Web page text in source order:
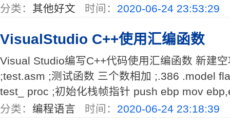
分类： 其他好文 时间： 2020-06-24 23:53:29
VisualStudio C++使用汇编函数
Visual Studio编写C++代码使用汇编函数 新建
;test.asm ;测试函数 三个数相加 ;.386 .model
test_ proc ;初始化栈帧指针 push ebp mov
分类： 编程语言 时间： 2020-06-24 23:18:39